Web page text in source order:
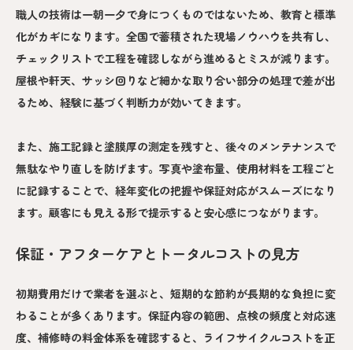
職人の技術は一朝一夕で身につくものではないため、教育と標準
化がカギになります。全国で蓄積された現場ノウハウを共有し、
チェックリストで工程を確認しながら進めるとミスが減ります。
屋根や軒天、サッシ回りなど細かな取り合い部分の処理で差が出
るため、経験に基づく判断力が効いてきます。
また、施工記録と塗膜厚の測定を残すと、後々のメンテナンスで
無駄なやり直しを防げます。写真や塗布量、使用材料を工程ごと
に記録することで、経年変化の把握や保証対応がスムーズになり
ます。顧客にも見える形で提示すると安心感につながります。
保証・アフターケアとトータルコストの見方
初期費用だけで業者を選ぶと、短期的な節約が長期的な負担に変
わることが多くあります。保証内容の範囲、点検の頻度と対応速
度、補修時の料金体系を確認すると、ライフサイクルコストを正